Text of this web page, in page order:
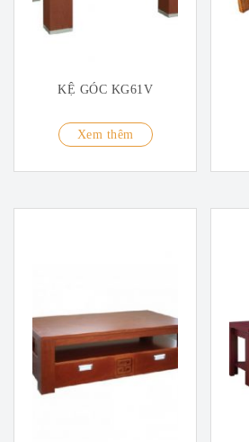
KỆ GÓC KG61V
Xem thêm